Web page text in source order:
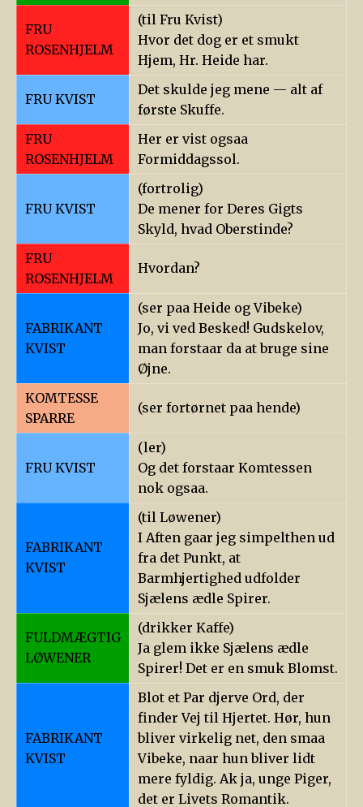
FRU
ROSENHJELM
(til Fru Kvist)
Hvor det dog er et smukt
Hjem, Hr. Heide har.
FRU KVIST
Det skulde jeg mene — alt af
første Skuffe.
FRU
ROSENHJELM
Her er vist ogsaa
Formiddagssol.
FRU KVIST
(fortrolig)
De mener for Deres Gigts
Skyld, hvad Oberstinde?
FRU
ROSENHJELM
Hvordan?
FABRIKANT
KVIST
(ser paa Heide og Vibeke)
Jo, vi ved Besked! Gudskelov,
man forstaar da at bruge sine
Øjne.
KOMTESSE
SPARRE
(ser fortørnet paa hende)
FRU KVIST
(ler)
Og det forstaar Komtessen
nok ogsaa.
FABRIKANT
KVIST
(til Løwener)
I Aften gaar jeg simpelthen ud
fra det Punkt, at
Barmhjertighed udfolder
Sjælens ædle Spirer.
FULDMÆGTIG
LØWENER
(drikker Kaffe)
Ja glem ikke Sjælens ædle
Spirer! Det er en smuk Blomst.
FABRIKANT
KVIST
Blot et Par djerve Ord, der
finder Vej til Hjertet. Hør, hun
bliver virkelig net, den smaa
Vibeke, naar hun bliver lidt
mere fyldig. Ak ja, unge Piger,
det er Livets Romantik.